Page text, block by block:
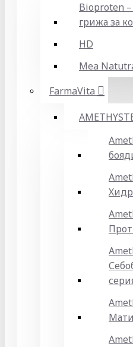
Bioproten
грижа за
HD
Mea
FarmaVita